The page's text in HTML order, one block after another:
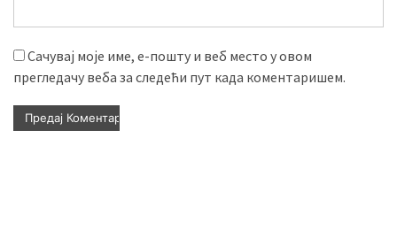
Сачувај моје име, е-пошту и веб место у овом
прегледачу веба за следећи пут када коментаришем.